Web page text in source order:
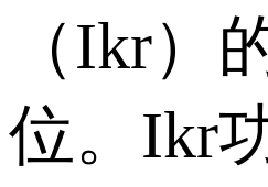
（Ikr）
位。Ikr